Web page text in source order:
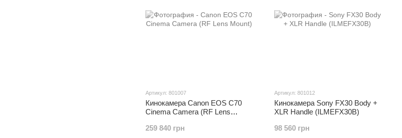
Артикул: 801007
Кинокамера Canon EOS C70
Cinema Camera (RF Lens
259 840 грн
Артикул: 801012
Кинокамера Sony FX30 Body +
XLR Handle (ILMEFX30B)
98 560 грн